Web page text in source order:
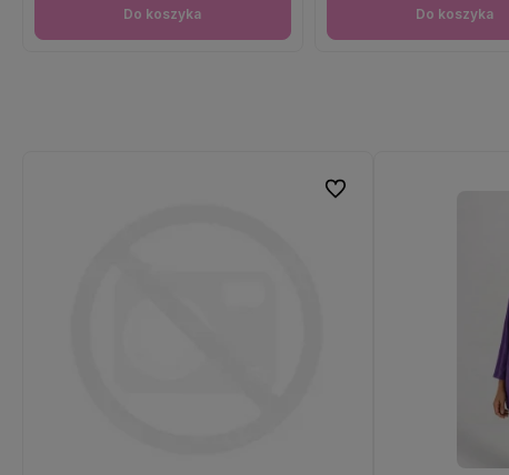
Do koszyka Do koszyka
Do ulubionych